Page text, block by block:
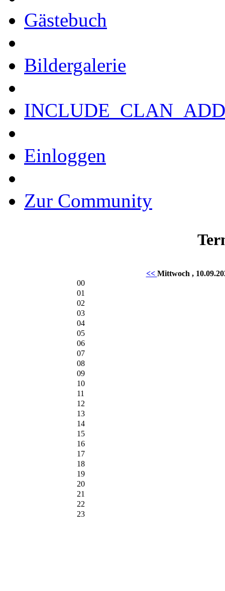
Gästebuch
Bildergalerie
Einloggen
Zur Community
<< Mittwoch ,
00
01
02
03
04
05
06
07
08
09
10
11
12
13
14
15
16
17
18
19
20
21
22
23